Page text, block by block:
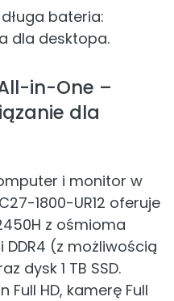
bateria:
dla desktopa.
in-One –
dla
i monitor w
1800-UR12 oferuje
z ośmioma
DDR4 (z możliwością
dysk 1 TB SSD.
HD, kamerę Full